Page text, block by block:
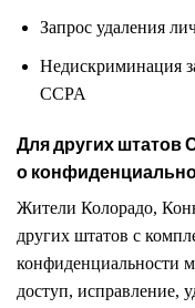
Запрос удаления
Недискриминация
CCPA
Для других
о
Жители Колорадо,
других штатов с
конфиденциальности
доступ, исправление,